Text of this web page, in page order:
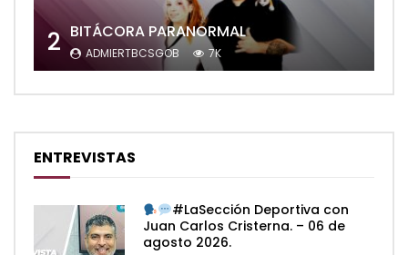
2 BITÁCORA PARANORMAL
ADMIERTBCSGOB 7K
ENTREVISTAS
#LaSección Deportiva con
Juan Carlos Cristerna. – 06 de
agosto 2026.